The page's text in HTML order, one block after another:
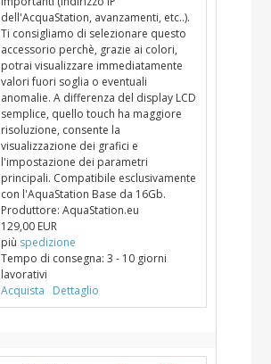
dell'AcquaStation, avanzamenti, etc..).
Ti consigliamo di selezionare questo
accessorio perchè, grazie ai colori,
potrai visualizzare immediatamente
valori fuori soglia o eventuali
anomalie. A differenza del display LCD
semplice, quello touch ha maggiore
risoluzione, consente la
visualizzazione dei grafici e
l'impostazione dei parametri
principali. Compatibile esclusivamente
con l'AquaStation Base da 16Gb.
Produttore: AquaStation.eu
129,00 EUR
più spedizione
Tempo di consegna: 3 - 10 giorni
lavorativi
Acquista
Dettaglio